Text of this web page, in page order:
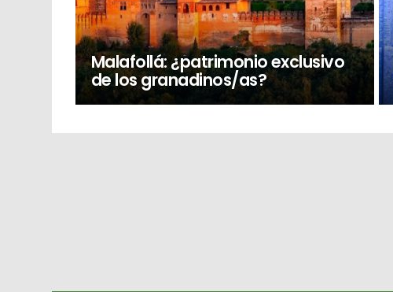
Malafollá: ¿patrimonio exclusivo
de los granadinos/as?